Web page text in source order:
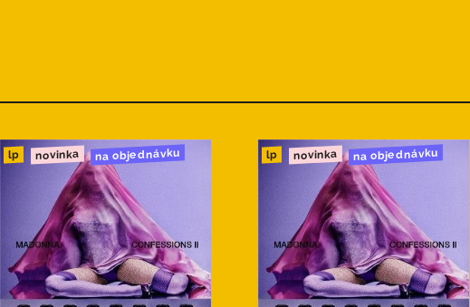
lp novinka na objednávku lp novinka na objednávku